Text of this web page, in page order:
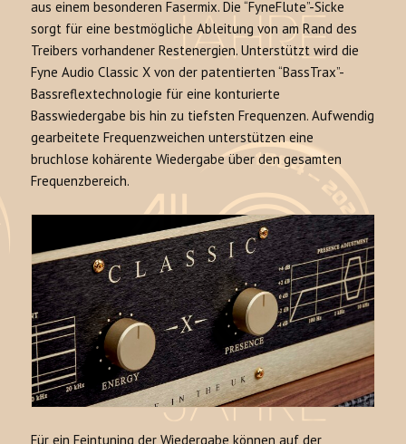
aus einem besonderen Fasermix. Die “FyneFlute”-Sicke
sorgt für eine bestmögliche Ableitung von am Rand des
Treibers vorhandener Restenergien. Unterstützt wird die
Fyne Audio Classic X von der patentierten “BassTrax”-
Bassreflextechnologie für eine konturierte
Basswiedergabe bis hin zu tiefsten Frequenzen. Aufwendig
gearbeitete Frequenzweichen unterstützen eine
bruchlose kohärente Wiedergabe über den gesamten
Frequenzbereich.
Für ein Feintuning der Wiedergabe können auf der